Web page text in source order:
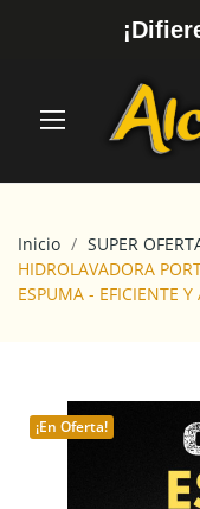
Inicio SUPER
HIDROLAVADORA
ESPUMA - EFICIENTE
¡En Oferta!